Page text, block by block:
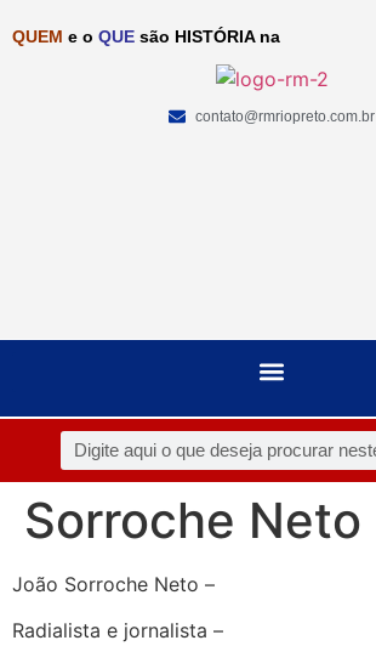
QUEM e o QUE são HISTÓRIA na
contato@rmriopreto.com.br
Sorroche Neto
João Sorroche Neto –
Radialista e jornalista –